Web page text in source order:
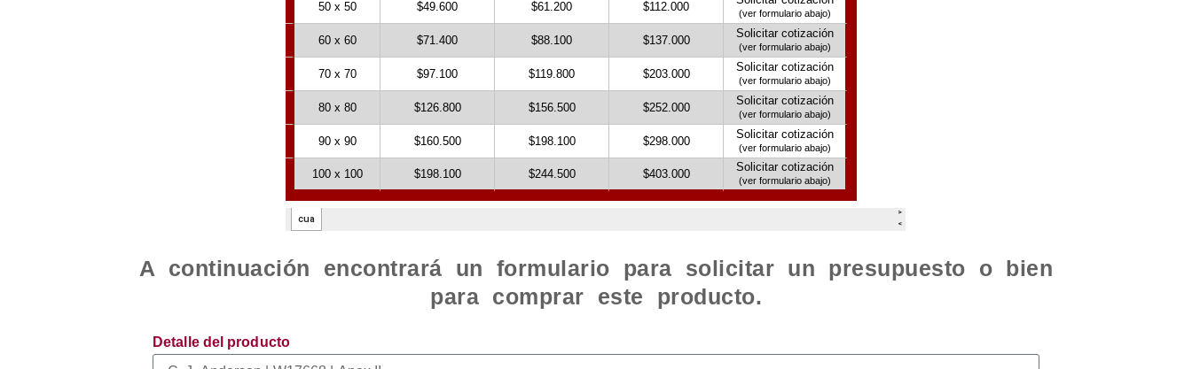
A continuación encontrará un formulario para solicitar un presupuesto o bien
para comprar este producto.
Detalle del producto